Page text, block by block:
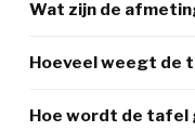
Wat zijn de
Hoeveel weegt de
Hoe wordt de tafel